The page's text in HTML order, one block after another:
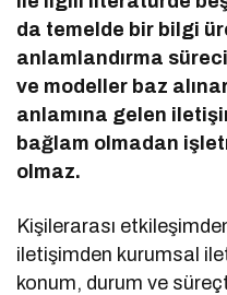
da temelde bir bilgi
anlamlandırma
ve modeller baz
anlamına gelen
bağlam olmadan
olmaz.
Kişilerarası
iletişimden kurumsal
konum, durum ve